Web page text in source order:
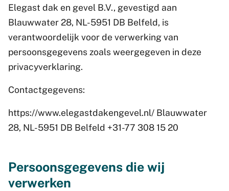
Elegast dak en gevel B.V., gevestigd aan
Blauwwater 28, NL-5951 DB Belfeld, is
verantwoordelijk voor de verwerking van
persoonsgegevens zoals weergegeven in deze
privacyverklaring.
Contactgegevens:
https://www.elegastdakengevel.nl/ Blauwwater
28, NL-5951 DB Belfeld +31-77 308 15 20
Persoonsgegevens die wij
verwerken